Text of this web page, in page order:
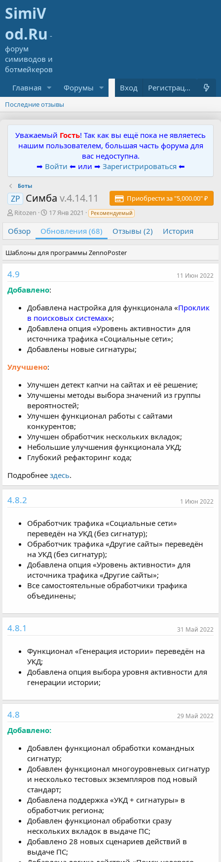
Главная Форумы Ресурсы Что нового?
Вход Регистрация
Последние отзывы
Уважаемый Гость! Так как вы ещё пока не являетесь
нашим пользователем, большая часть форума для
вас недоступна.
➡ Войти ⬅ или ➡ Зарегистрироваться ⬅
Боты
ZP Симбаv.4.14.11
Приобрести за "5,000.00" ₽
А
т
о
Ritozen
Д
т
а
о
з
н
я
17 Янв 2021 Рекомендуемый
Обзор Обновления (68) Отзывы (2) История
Шаблоны для программы ZennoPoster
4.9 11 Июн 2022
Добавлено:
Добавлена настройка для функционала «Проклик
в поисковых системах»;
Добавлена опция «Уровень активности» для
источника трафика «Социальные сети»;
Добавлены новые сигнатуры;
Улучшено:
Улучшен детект капчи на сайтах и её решение;
Улучшены методы выбора значений из группы
вероятностей;
Улучшен функционал работы с сайтами
конкурентов;
Улучшен обработчик нескольких вкладок;
Небольшие улучшения функционала УКД;
Глубокий рефакторинг кода;
Подробнее здесь.
4.8.2 1 Июн 2022
Обработчик трафика «Социальные сети»
переведён на УКД (без сигнатур);
Обработчик трафика «Другие сайты» переведён
на УКД (без сигнатур);
Добавлена опция «Уровень активности» для
источника трафика «Другие сайты»;
Все самостоятельные обработчики трафика
объединены;
4.8.1 31 Май 2022
Функционал «Генерация истории» переведён на
УКД;
Добавлена опция выбора уровня активности для
генерации истории;
4.8 29 Май 2022
Добавлено:
Добавлен функционал обработки командных
сигнатур;
Добавлен функционал многоуровневых сигнатур
и несколько тестовых экземпляров под новый
стандарт;
Добавлена поддержка «УКД + сигнатуры» в
обработчик региона;
Добавлен функционал обработки сразу
нескольких вкладок в выдаче ПС;
Добавлено 28 новых сценариев действий в
выдаче ПС;